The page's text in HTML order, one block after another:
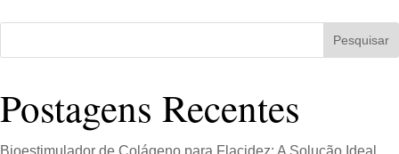
Pesquisar
Postagens Recentes